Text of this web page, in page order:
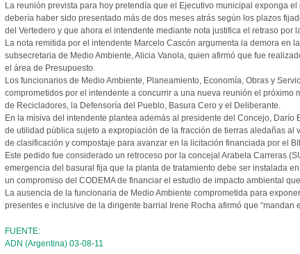
La reunión prevista para hoy pretendía que el Ejecutivo municipal exponga
debería haber sido presentado más de dos meses atrás según los plazos
del Vertedero y que ahora el intendente mediante nota justifica el retraso por
La nota remitida por el intendente Marcelo Cascón argumenta la demora en
subsecretaria de Medio Ambiente, Alicia Vanola, quien afirmó que fue
el área de Presupuesto.
Los funcionarios de Medio Ambiente, Planeamiento, Economía, Obras y
comprometidos por el intendente a concurrir a una nueva reunión el próximo
de Recicladores, la Defensoría del Pueblo, Basura Cero y el Deliberante.
En la misiva del intendente plantea además al presidente del Concejo, Darío
de utilidad pública sujeto a expropiación de la fracción de tierras aledañas al
de clasificación y compostaje para avanzar en la licitación financiada por el
Este pedido fue considerado un retroceso por la concejal Arabela Carreras
emergencia del basural fija que la planta de tratamiento debe ser instalada
un compromiso del CODEMA de financiar el estudio de impacto ambiental
La ausencia de la funcionaria de Medio Ambiente comprometida para
presentes e inclusive de la dirigente barrial Irene Rocha afirmó que “mandan
FUENTE:
ADN (Argentina) 03-08-11